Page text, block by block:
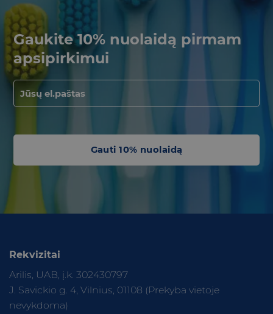
Gaukite 10% nuolaidą pirmam
apsipirkimui
Gauti 10% nuolaidą
Rekvizitai
Arilis, UAB, į.k. 302430797
J. Savickio g. 4, Vilnius, 01108 (Prekyba vietoje
nevykdoma)